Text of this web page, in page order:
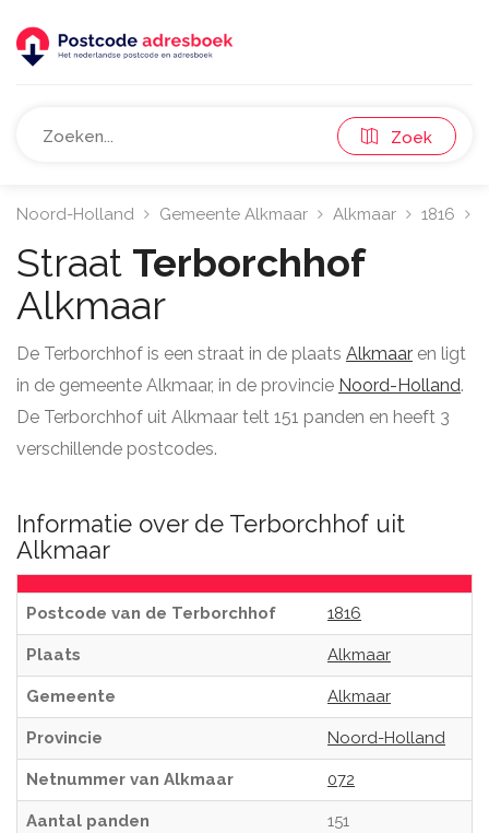
Zoek
Noord-Holland Gemeente Alkmaar Alkmaar 1816
Straat Terborchhof
Alkmaar
De Terborchhof is een straat in de plaats Alkmaar en ligt
in de gemeente Alkmaar, in de provincie Noord-Holland.
De Terborchhof uit Alkmaar telt 151 panden en heeft 3
verschillende postcodes.
Informatie over de Terborchhof uit
Alkmaar
Postcode van de Terborchhof 1816
Plaats Alkmaar
Gemeente Alkmaar
Provincie Noord-Holland
Netnummer van Alkmaar 072
Aantal panden 151